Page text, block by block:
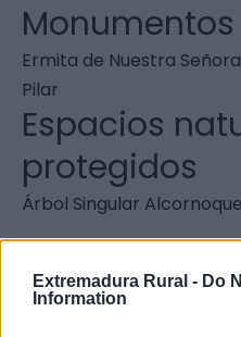
Extremadura Rural - Do
Information
Monumentos
Ermita de Nuestra
Pilar
Espacios
protegidos
Árbol Singular
Qué hacer